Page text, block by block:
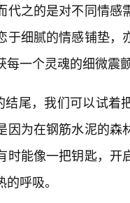
代之的是对不同情
于细腻的情感铺垫
每一个灵魂的细微震
结尾，我们可以试着
因为在钢筋水泥的
时能像一把钥匙，
呼吸。